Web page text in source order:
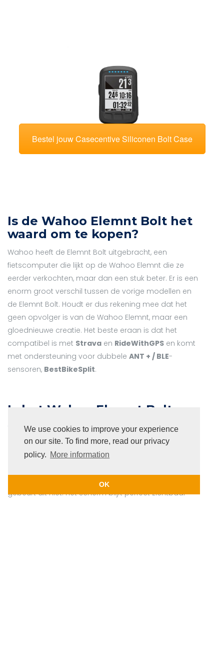
We use cookies to improve your experience
on our site. To find more, read our privacy
policy. More information
OK
Bestel jouw Casecentive Siliconen Bolt Case
Is de Wahoo Elemnt Bolt het
waard om te kopen?
Wahoo heeft de Elemnt Bolt uitgebracht, een
fietscomputer die lijkt op de Wahoo Elemnt die ze
eerder verkochten, maar dan een stuk beter. Er is een
enorm groot verschil tussen de vorige modellen en
de Elemnt Bolt. Houdt er dus rekening mee dat het
geen opvolger is van de Wahoo Elemnt, maar een
gloednieuwe creatie. Het beste eraan is dat het
compatibel is met Strava en RideWithGPS en komt
met ondersteuning voor dubbele ANT + / BLE-
sensoren, BestBikeSplit.
Is het Wahoo Elemnt Bolt
scherm zichtbaar in zonlicht?
De Wahoo Element Bolt is een fietscomputer die
natuurlijk bedoeld is om buiten gebruikt te worden.
direct zonlicht op valt, maar bij de Wahoo Elemnt Bolt
gebeurt dit niet. Het scherm blijft perfect zichtbaar